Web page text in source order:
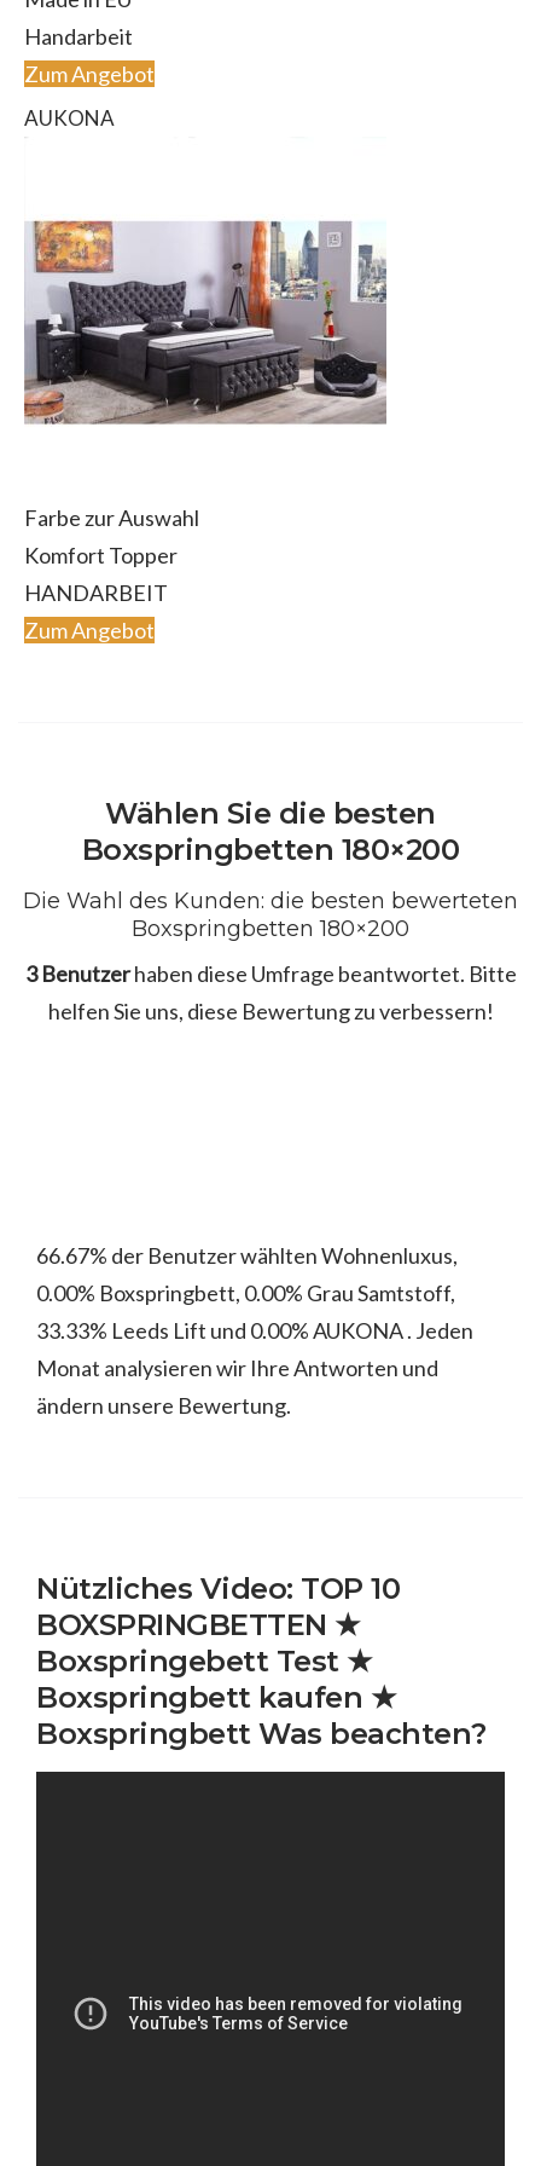
Handarbeit
Zum Angebot
AUKONA
Farbe zur Auswahl
Komfort Topper
HANDARBEIT
Zum Angebot
Wählen Sie die besten
Boxspringbetten 180×200
Die Wahl des Kunden: die besten bewerteten
Boxspringbetten 180×200
3 Benutzerhaben diese Umfrage beantwortet. Bitte
helfen Sie uns, diese Bewertung zu verbessern!
66.67% der Benutzer wählten Wohnenluxus,
0.00% Boxspringbett, 0.00% Grau Samtstoff,
33.33% Leeds Lift und 0.00% AUKONA . Jeden
Monat analysieren wir Ihre Antworten und
ändern unsere Bewertung.
Nützliches Video: TOP 10
BOXSPRINGBETTEN ★
Boxspringebett Test ★
Boxspringbett kaufen ★
Boxspringbett Was beachten?